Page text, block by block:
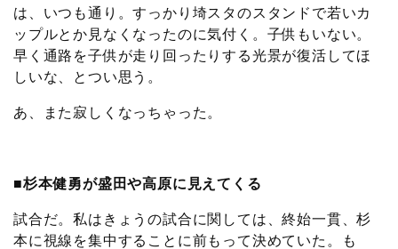
は、いつも通り。すっかり埼スタのスタンドで若いカ
ップルとか見なくなったのに気付く。子供もいない。
早く通路を子供が走り回ったりする光景が復活してほ
しいな、とつい思う。
あ、また寂しくなっちゃった。
■杉本健勇が盛田や高原に見えてくる
試合だ。私はきょうの試合に関しては、終始一貫、杉
本に視線を集中することに前もって決めていた。も